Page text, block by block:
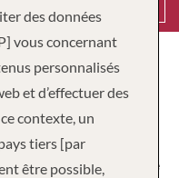
du Ponant est
maritime en France. Créée
des données
vous concernant
personnalisés
et d’effectuer des
contexte, un
tiers [par
être possible,